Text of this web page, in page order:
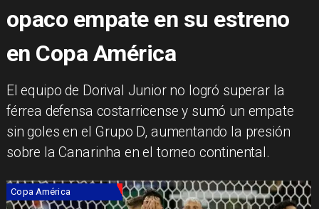
opaco empate en su estreno
en Copa América
​El equipo de Dorival Junior no logró superar la
férrea defensa costarricense y sumó un empate
sin goles en el Grupo D, aumentando la presión
sobre la Canarinha en el torneo continental.
Copa América